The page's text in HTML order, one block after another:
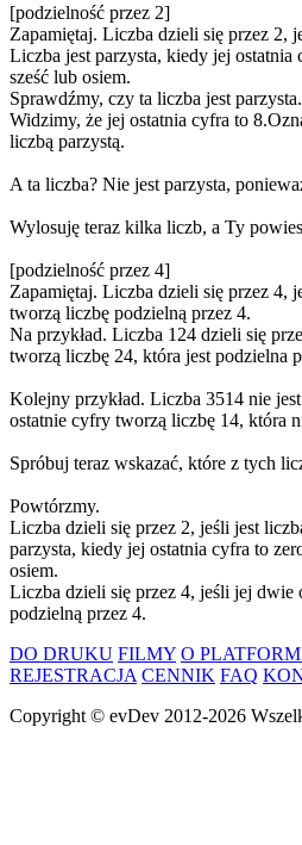
[podzielność przez 2]
Zapamiętaj. Liczba dzieli się przez 2,
Liczba jest parzysta, kiedy jej ostatnia
sześć lub osiem.
Sprawdźmy, czy ta liczba jest parzysta.
Widzimy, że jej ostatnia cyfra to
liczbą parzystą.
A ta liczba? Nie jest parzysta,
Wylosuję teraz kilka liczb, a Ty
[podzielność przez 4]
Zapamiętaj. Liczba dzieli się przez 4,
tworzą liczbę podzielną przez 4.
Na przykład. Liczba 124 dzieli się
tworzą liczbę 24, która jest podzielna
Kolejny przykład. Liczba 3514 nie
ostatnie cyfry tworzą liczbę 14, która
Spróbuj teraz wskazać, które z tych
Powtórzmy.
Liczba dzieli się przez 2, jeśli jest
parzysta, kiedy jej ostatnia cyfra to
osiem.
Liczba dzieli się przez 4, jeśli jej dwie
podzielną przez 4.
DO DRUKU FILMY O
REJESTRACJA CENNIK FAQ
Copyright © evDev 2012-2026